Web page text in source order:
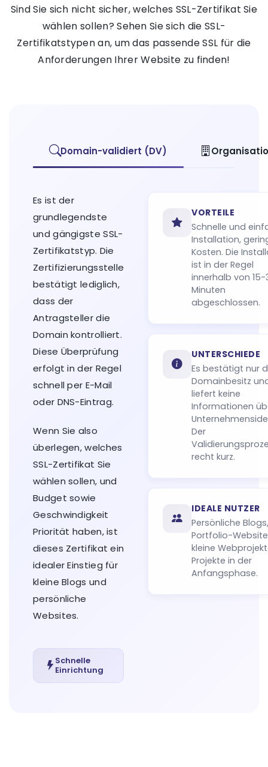
Sind Sie sich nicht sicher, welches SSL-Zertifikat Sie
wählen sollen? Sehen Sie sich die SSL-
Zertifikatstypen an, um das passende SSL für die
Anforderungen Ihrer Website zu finden!
Domain-validiert (DV)
Es ist der
grundlegendste
und gängigste SSL-
Zertifikatstyp. Die
Zertifizierungsstelle
bestätigt lediglich,
dass der
Antragsteller die
Domain kontrolliert.
Diese Überprüfung
erfolgt in der Regel
schnell per E-Mail
oder DNS-Eintrag.
Wenn Sie also
überlegen, welches
SSL-Zertifikat Sie
wählen sollen, und
Budget sowie
Geschwindigkeit
Priorität haben, ist
dieses Zertifikat ein
idealer Einstieg für
kleine Blogs und
persönliche
Websites.
Schnelle
Einrichtung
VORTEILE
Schnelle und
Installation,
Kosten. Die
ist in der Regel
innerhalb von 15-
Minuten
abgeschlossen.
UNTERSCHIEDE
Es bestätigt nur
Domainbesitz
liefert keine
Informationen
Der
recht kurz.
IDEALE NUTZER
Persönliche
Portfolio-
kleine
Projekte in der
Anfangsphase.